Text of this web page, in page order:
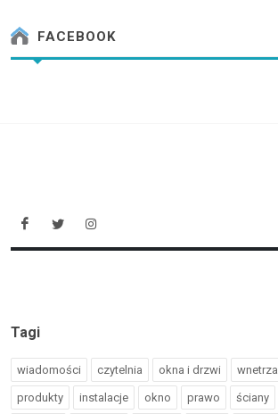
FACEBOOK
Tagi
wiadomości czytelnia okna i drzwi wnetrza
produkty instalacje okno prawo ściany